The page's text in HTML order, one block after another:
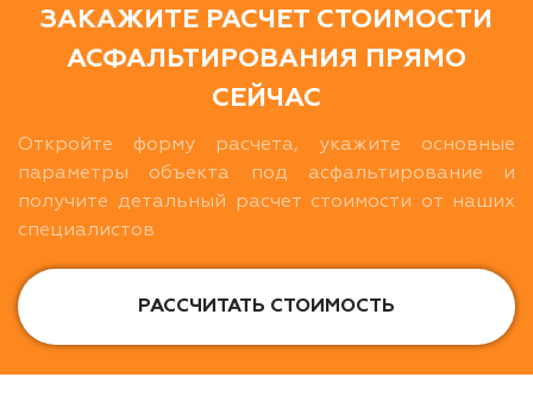
ЗАКАЖИТЕ РАСЧЕТ СТОИМОСТИ
АСФАЛЬТИРОВАНИЯ ПРЯМО
СЕЙЧАС
Откройте форму расчета, укажите основные
параметры объекта под асфальтирование и
получите детальный расчет стоимости от наших
специалистов
РАССЧИТАТЬ СТОИМОСТЬ